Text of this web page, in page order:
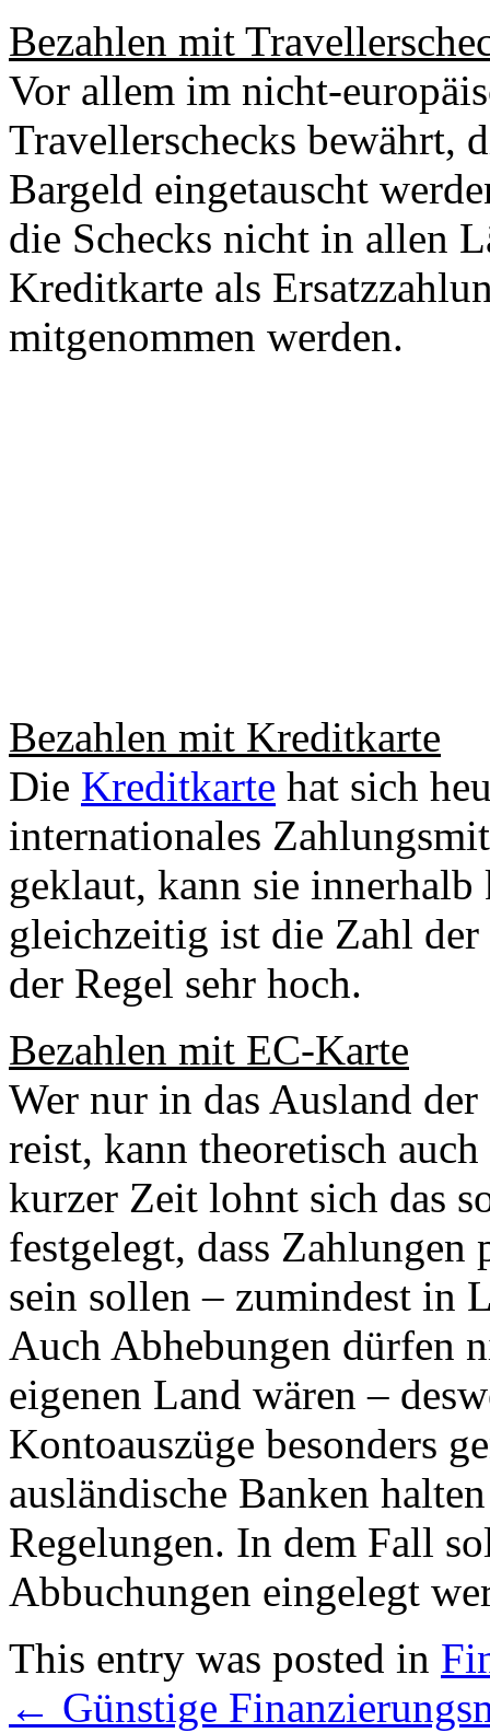
Bezahlen mit
Vor allem im nicht-
Travellerschecks bewährt,
Bargeld eingetauscht
die Schecks nicht in allen
Kreditkarte als
mitgenommen werden.
Bezahlen mit Kreditkarte
Die Kreditkarte hat sich
internationales
geklaut, kann sie
gleichzeitig ist die Zahl
der Regel sehr hoch.
Bezahlen mit EC-Karte
Wer nur in das Ausland
reist, kann theoretisch
kurzer Zeit lohnt sich das
festgelegt, dass
sein sollen – zumindest in
Auch Abhebungen dürfen
eigenen Land wären –
Kontoauszüge besonders
ausländische Banken
Regelungen. In dem Fall
Abbuchungen eingelegt
This entry was posted in
← Günstige